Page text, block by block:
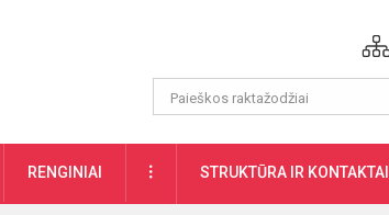
RENGINIAI DAUGIAUSTRUKTŪRA IR KONTAKTAI